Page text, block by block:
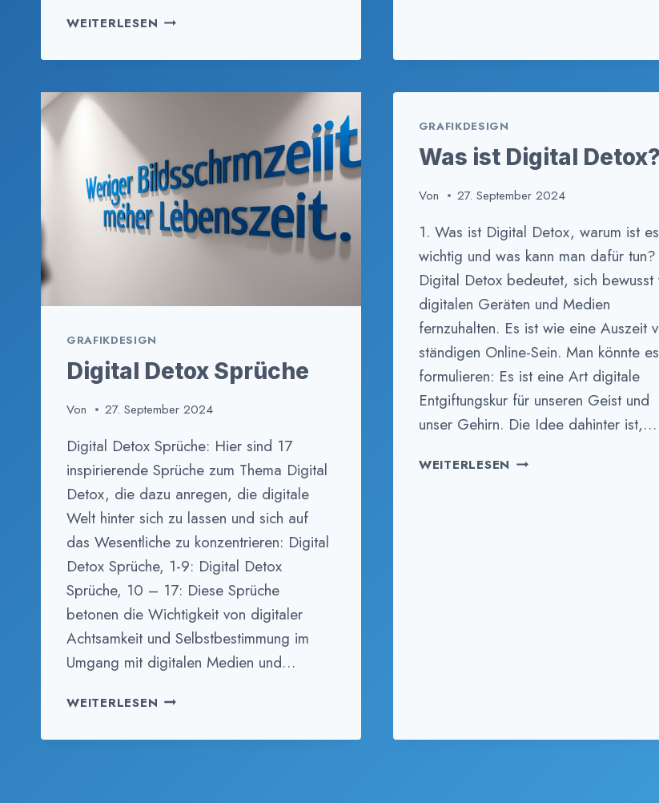
WEITERLESEN OHNE
SPRÜCHE:
FÜR
URLAUB?
GRAFIKDESIGN
Digital Detox Sprüche
Von 27. September 2024
Digital Detox Sprüche: Hier sind 17
inspirierende Sprüche zum Thema Digital
Detox, die dazu anregen, die digitale
Welt hinter sich zu lassen und sich auf
das Wesentliche zu konzentrieren: Digital
Detox Sprüche, 1-9: Digital Detox
Sprüche, 10 – 17: Diese Sprüche
betonen die Wichtigkeit von digitaler
Achtsamkeit und Selbstbestimmung im
Umgang mit digitalen Medien und…
WEITERLESEN DIGITAL
SPRÜCHE
GRAFIKDESIGN
Was ist Digital Detox?
Von 27. September 2024
1. Was ist Digital Detox, warum ist es
wichtig und was kann man dafür tun?
Digital Detox bedeutet, sich bewusst
digitalen Geräten und Medien
fernzuhalten. Es ist wie eine Auszeit
ständigen Online-Sein. Man könnte
formulieren: Es ist eine Art digitale
Entgiftungskur für unseren Geist und
unser Gehirn. Die Idee dahinter ist,…
WEITERLESEN WAS